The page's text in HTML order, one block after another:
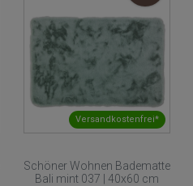
Versandkostenfrei*
Schöner Wohnen Badematte
Bali mint 037 | 40x60 cm